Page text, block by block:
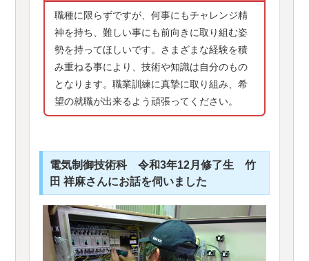
職種に限らずですが、何事にもチャレンジ精
神を持ち、難しい事にも前向きに取り組む姿
勢を持ってほしいです。さまざまな経験を積
み重ねる事により、技術や知識は自分のもの
となります。職業訓練に真摯に取り組み、希
望の就職が出来るよう頑張ってください。
電気制御技術科 令和3年12月修了生 竹
田 祥麻さんにお話を伺いました